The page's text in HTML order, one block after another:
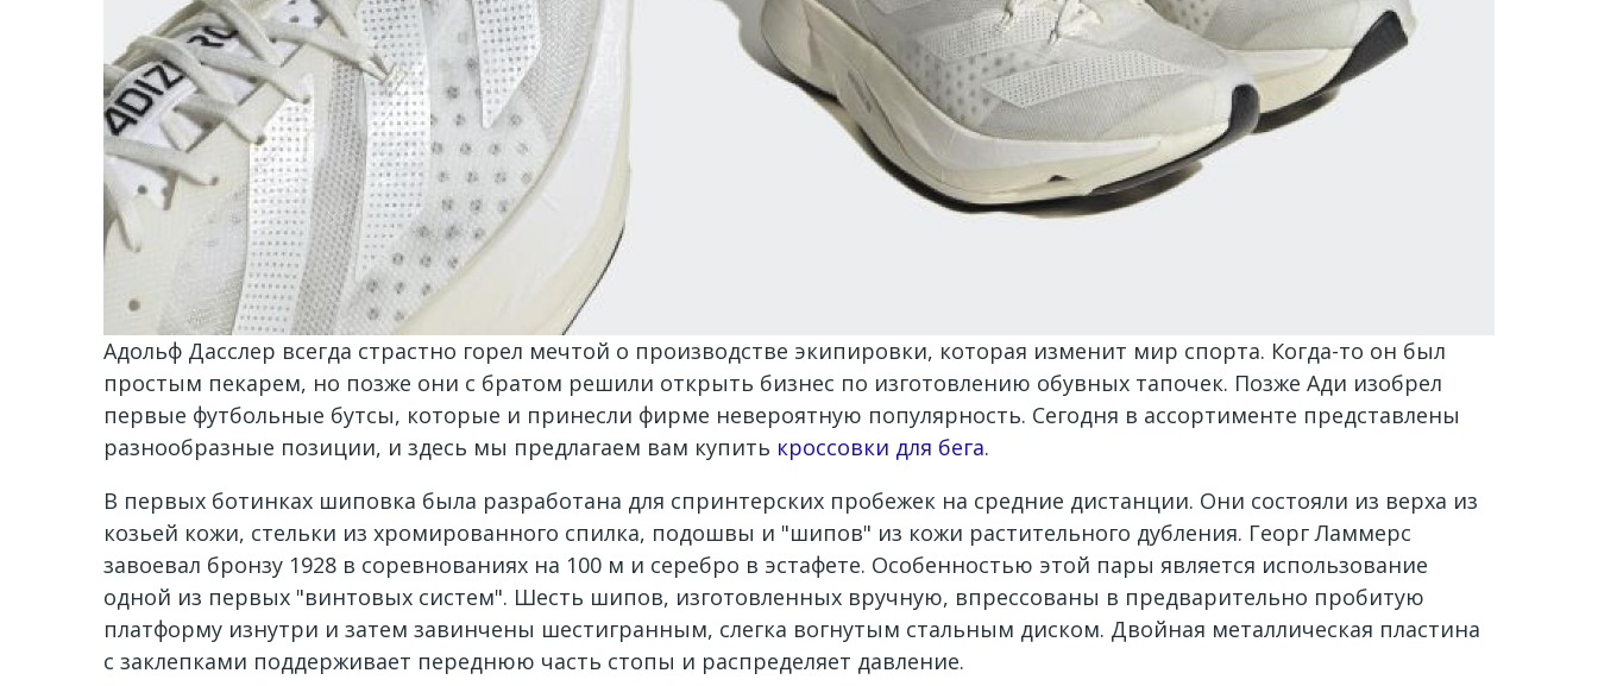
Адольф Дасслер всегда страстно горел мечтой о производстве экипировки, которая изменит мир спорта. Когда-то он был
простым пекарем, но позже они с братом решили открыть бизнес по изготовлению обувных тапочек. Позже Ади изобрел
первые футбольные бутсы, которые и принесли фирме невероятную популярность. Сегодня в ассортименте представлены
разнообразные позиции, и здесь мы предлагаем вам купить кроссовки для бега.
В первых ботинках шиповка была разработана для спринтерских пробежек на средние дистанции. Они состояли из верха из
козьей кожи, стельки из хромированного спилка, подошвы и "шипов" из кожи растительного дубления. Георг Ламмерс
завоевал бронзу 1928 в соревнованиях на 100 м и серебро в эстафете. Особенностью этой пары является использование
одной из первых "винтовых систем". Шесть шипов, изготовленных вручную, впрессованы в предварительно пробитую
платформу изнутри и затем завинчены шестигранным, слегка вогнутым стальным диском. Двойная металлическая пластина
с заклепками поддерживает переднюю часть стопы и распределяет давление.